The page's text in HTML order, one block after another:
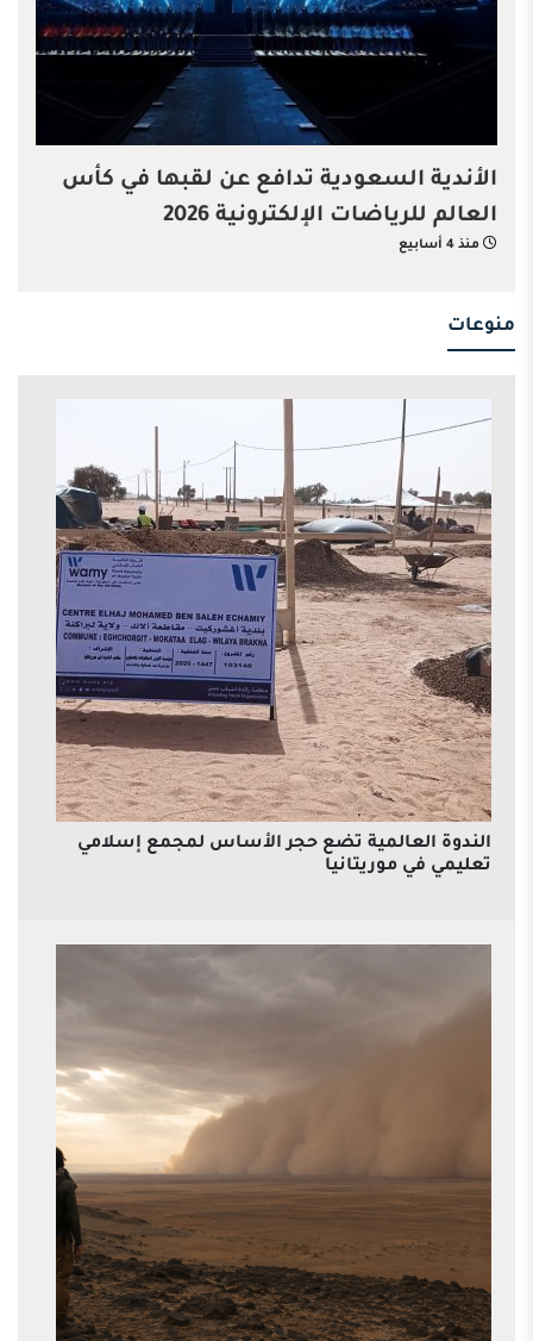
الأندية السعودية تدافع عن لقبها في كأس
العالم للرياضات الإلكترونية 2026
منذ 4 أسابيع
منوعات
الندوة العالمية تضع حجر الأساس لمجمع إسلامي
تعليمي في موريتانيا